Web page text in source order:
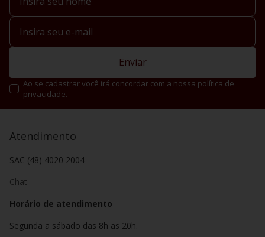
Enviar
Ao se cadastrar você irá concordar com a nossa política de
privacidade.
Atendimento
SAC (48) 4020 2004
Chat
Horário de atendimento
Segunda a sábado das 8h as 20h.